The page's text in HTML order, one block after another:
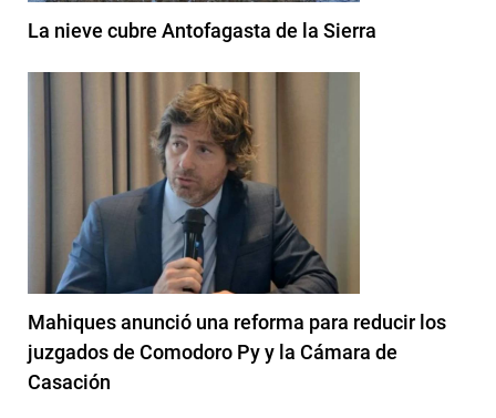
La nieve cubre Antofagasta de la Sierra
Mahiques anunció una reforma para reducir los
juzgados de Comodoro Py y la Cámara de
Casación